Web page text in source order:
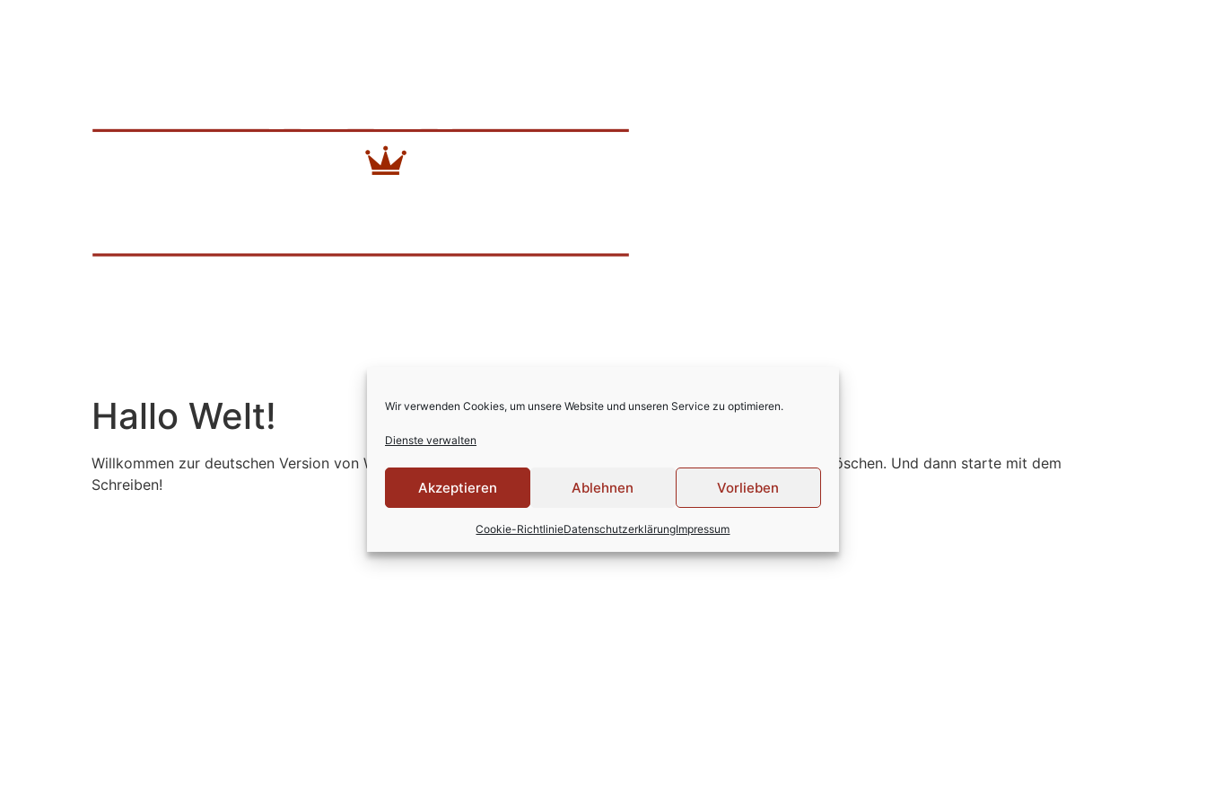
Wir verwenden Cookies, um unsere Website und unseren Service zu optimieren.
Dienste verwalten
Akzeptieren Ablehnen Vorlieben
Cookie-RichtlinieDatenschutzerklärungImpressum
Hallo Welt!
Willkommen zur deutschen Version von WordPress. Dies ist der erste Beitrag. Du kannst ihn bearbeiten oder löschen. Und dann starte mit dem
Schreiben!